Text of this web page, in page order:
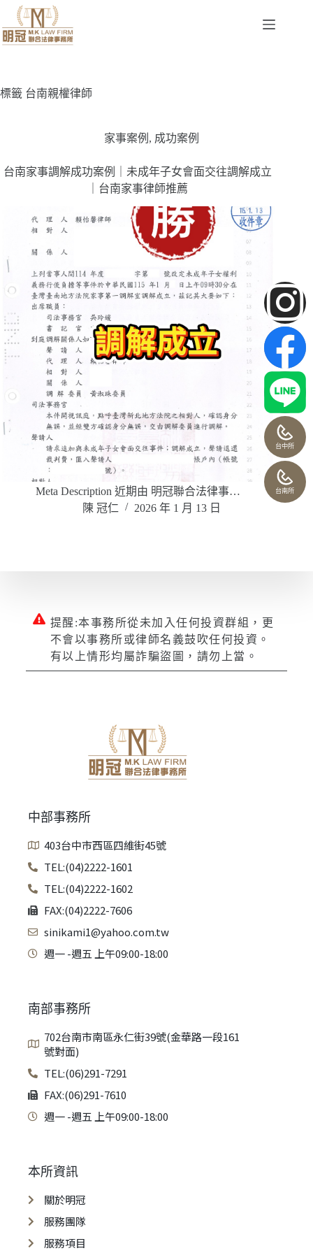
標籤 台南親權律師
家事案例 , 成功案例
台南家事調解成功案例｜未成年子女會面交往調解成立
｜台南家事律師推薦
Meta Description 近期由 明冠聯合法律事…
陳 冠仁
2026 年 1 月 13 日
提醒:本事務所從未加入任何投資群組，更
不會以事務所或律師名義鼓吹任何投資。
有以上情形均屬詐騙盜圖，請勿上當。
台中所
台南所
中部事務所
403台中市西區四維街45號
TEL:(04)2222-1601
TEL:(04)2222-1602
FAX:(04)2222-7606
sinikami1@yahoo.com.tw
週一 -週五 上午09:00-18:00
南部事務所
702台南市南區永仁街39號(金華路一段161
號對面)
TEL:(06)291-7291
FAX:(06)291-7610
週一 -週五 上午09:00-18:00
本所資訊
關於明冠
服務團隊
服務項目